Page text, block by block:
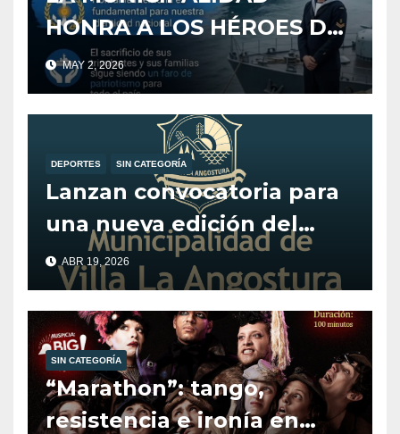
HONRA A LOS HÉROES DEL
CRUCERO ARA GENERAL
BELGRANO
MAY 2, 2026
DEPORTES SIN CATEGORÍA
Lanzan convocatoria para
una nueva edición del
programa Alentando el
Deporte.
ABR 19, 2026
SIN CATEGORÍA
“Marathon”: tango,
resistencia e ironía en